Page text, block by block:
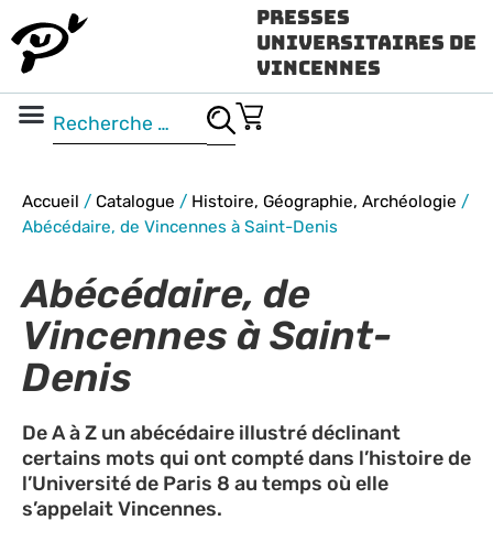
Presses
Universitaires de
Vincennes
Accueil / Catalogue / Histoire, Géographie, Archéologie /
Abécédaire, de Vincennes à Saint-Denis
Abécédaire, de
Vincennes à Saint-
Denis
De A à Z un abécédaire illustré déclinant
certains mots qui ont compté dans l’histoire de
l’Université de Paris 8 au temps où elle
s’appelait Vincennes.